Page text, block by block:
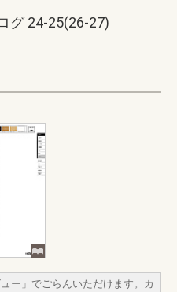
グ 24-25(26-27)
ー」でごらんいただけます。カ